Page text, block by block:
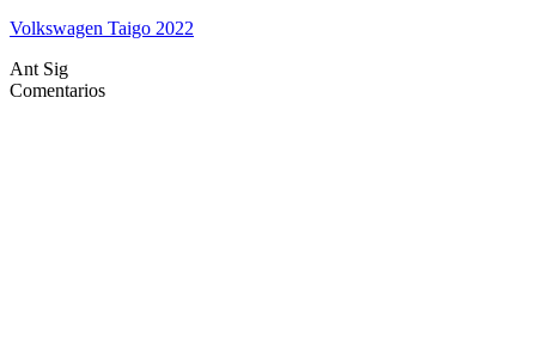
Volkswagen Taigo 2022
Ant Sig
Comentarios